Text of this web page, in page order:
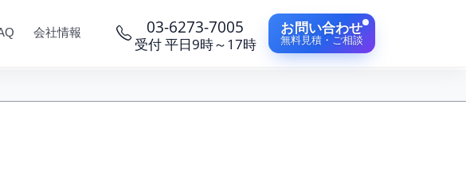
会社情報 03-6273-7005
受付 平日9時～17時
お問い合わせ
無料見積・ご相談